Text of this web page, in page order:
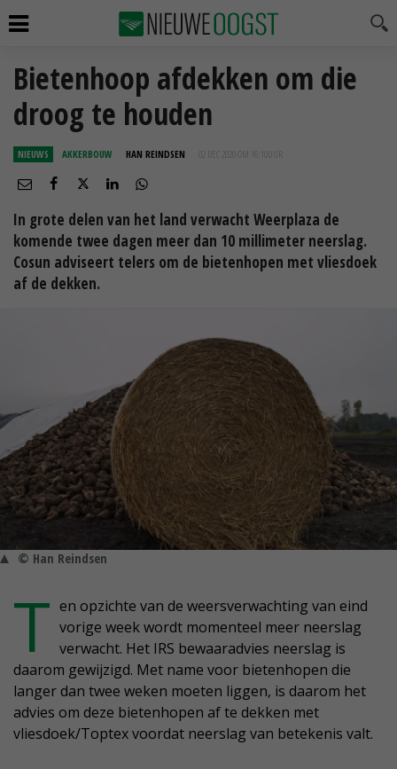
Bietenhoop afdekken om die
droog te houden
NIEUWS AKKERBOUW HAN REINDSEN 02 DEC 2020 OM 16:10
In grote delen van het land verwacht Weerplaza de
komende twee dagen meer dan 10 millimeter neerslag.
Cosun adviseert telers om de bietenhopen met vliesdoek
af de dekken.
© Han Reindsen
T en opzichte van de weersverwachting van eind
vorige week wordt momenteel meer neerslag
verwacht. Het IRS bewaaradvies neerslag is
daarom gewijzigd. Met name voor bietenhopen die
langer dan twee weken moeten liggen, is daarom het
advies om deze bietenhopen af te dekken met
vliesdoek/Toptex voordat neerslag van betekenis valt.